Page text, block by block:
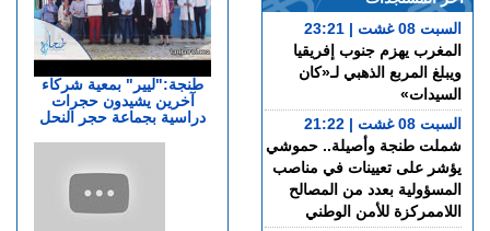
طنجة:"ليير" بمعية شركاء
آخرين يشيدون حجرات
دراسية بجماعة حجر النحل
السبت 08 غشت | 23:21
المغرب يهزم جنوب إفريقيا
ويبلغ المربع الذهبي لـ«كان
السيدات»
السبت 08 غشت | 21:22
شملت طنجة وأصيلة.. حموشي
يؤشر على تعيينات في مناصب
المسؤولية بعدد من المصالح
اللاممركزة للأمن الوطني